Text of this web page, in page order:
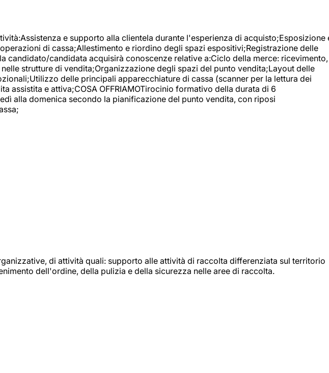
e supporto alla clientela durante l'esperienza di acquisto;Esposizione
di cassa;Allestimento e riordino degli spazi espositivi;Registrazione delle
candidato/candidata acquisirà conoscenze relative a:Ciclo della merce: ricevimento,
strutture di vendita;Organizzazione degli spazi del punto vendita;Layout delle
delle principali apparecchiature di cassa (scanner per la lettura dei
assistita e attiva;COSA OFFRIAMOTirocinio formativo della durata di 6
alla domenica secondo la pianificazione del punto vendita, con riposi
di attività quali: supporto alle attività di raccolta differenziata sul territorio
dell'ordine, della pulizia e della sicurezza nelle aree di raccolta.